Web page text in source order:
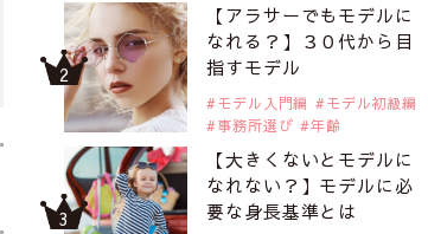
【アラサーでもモデルに
なれる？】３０代から目
指すモデル
モデル入門編
モデル初級編
事務所選び
年齢
【大きくないとモデルに
なれない？】モデルに必
要な身長基準とは